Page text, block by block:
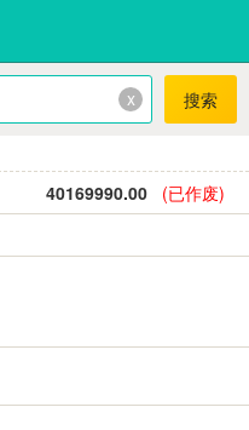
x 搜索
40169990.00
(已作废)